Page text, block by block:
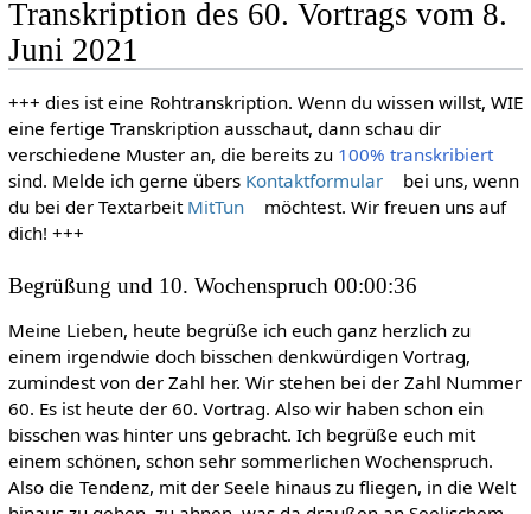
Transkription des 60. Vortrags vom 8.
Juni 2021
+++ dies ist eine Rohtranskription. Wenn du wissen willst, WIE
eine fertige Transkription ausschaut, dann schau dir
verschiedene Muster an, die bereits zu 100% transkribiert
sind. Melde ich gerne übers Kontaktformular
bei uns, wenn
du bei der Textarbeit MitTun
möchtest. Wir freuen uns auf
dich! +++
Begrüßung und 10. Wochenspruch 00:00:36
Meine Lieben, heute begrüße ich euch ganz herzlich zu
einem irgendwie doch bisschen denkwürdigen Vortrag,
zumindest von der Zahl her. Wir stehen bei der Zahl Nummer
60. Es ist heute der 60. Vortrag. Also wir haben schon ein
bisschen was hinter uns gebracht. Ich begrüße euch mit
einem schönen, schon sehr sommerlichen Wochenspruch.
Also die Tendenz, mit der Seele hinaus zu fliegen, in die Welt